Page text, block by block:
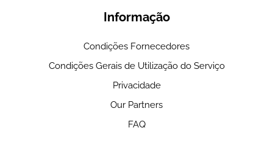
Informação
Condições Fornecedores
Condições Gerais de Utilização do Serviço
Privacidade
Our Partners
FAQ